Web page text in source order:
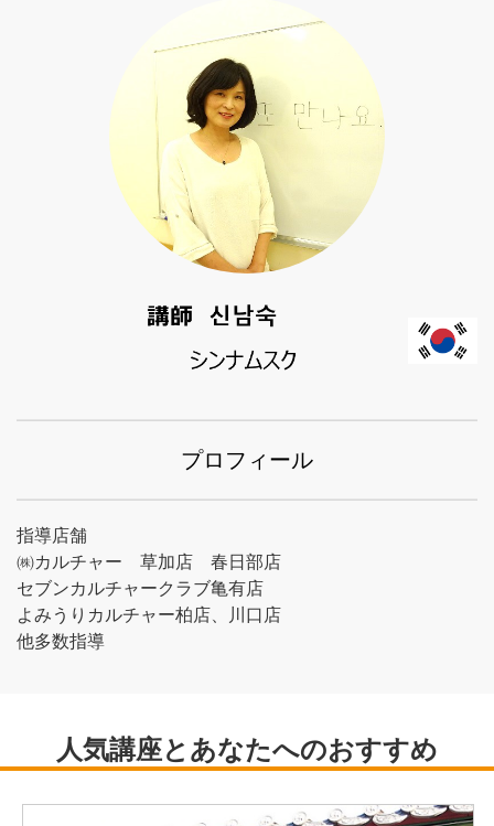
プロフィール
指導店舗
㈱カルチャー 草加店 春日部店
セブンカルチャークラブ亀有店
よみうりカルチャー柏店、川口店
他多数指導